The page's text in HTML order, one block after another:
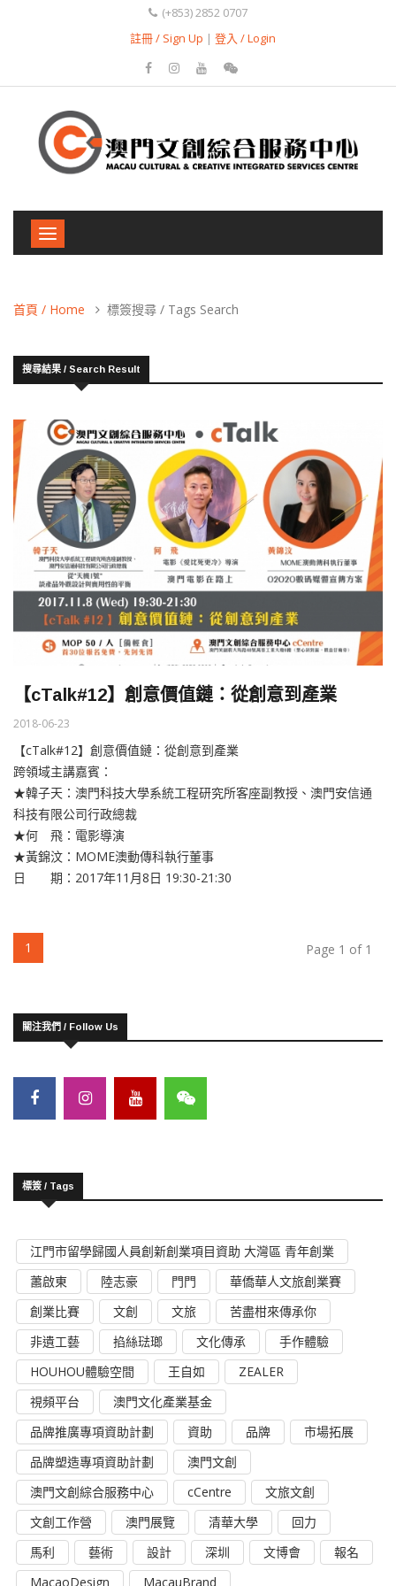
(+853) 2852 0707
註冊 / Sign Up | 登入 / Login
Toggle
navigation
首頁 / Home 標簽搜尋 / Tags Search
搜尋結果 / Search Result
【cTalk#12】創意價值鏈：從創意到產業
2018-06-23
【cTalk#12】創意價值鏈：從創意到產業
跨領域主講嘉賓：
★韓子天：澳門科技大學系統工程研究所客座副教授、澳門安信通
科技有限公司行政總裁
★何 飛：電影導演
★黃錦汶：MOME澳動傳科執行董事
日 期：2017年11月8日 19:30-21:30
1 Page 1 of 1
關注我們 / Follow Us
標簽 / Tags
江門市留學歸國人員創新創業項目資助 大灣區 青年創業
蕭啟東
陸志豪 門門
華僑華人文旅創業賽
創業比賽
文創 文旅
苦盡柑來傳承你
非遺工藝
掐絲琺瑯 文化傳承
手作體驗
HOUHOU體驗空間
王自如
ZEALER
視頻平台
澳門文化產業基金
品牌推廣專項資助計劃
資助 品牌
市場拓展
品牌塑造專項資助計劃
澳門文創
澳門文創綜合服務中心
cCentre
文旅文創
文創工作營
澳門展覽 清華大學
回力
馬利
藝術 設計 深圳 文博會
報名
MacaoDesign
MacauBrand